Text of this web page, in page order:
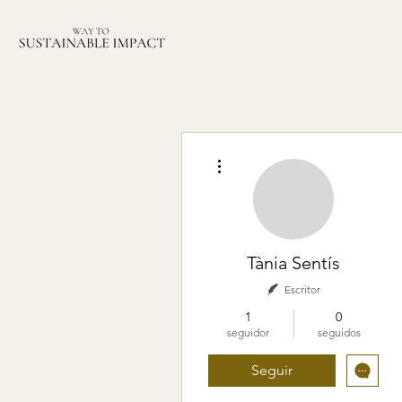
Tània Sentís
Escritor
1
seguidor
0
seguidos
Seguir